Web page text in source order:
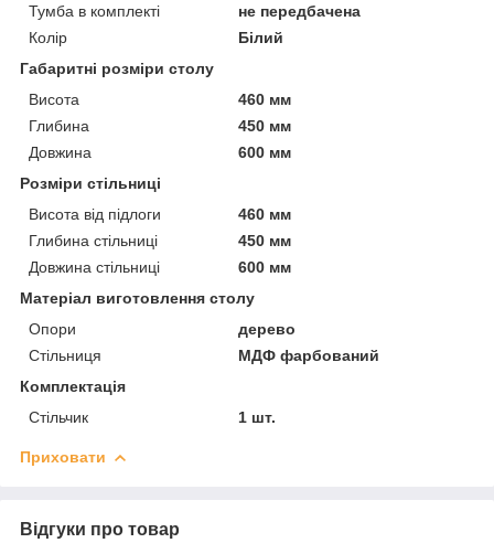
Тумба в комплекті
не передбачена
Колір
Білий
Габаритні розміри столу
Висота
460 мм
Глибина
450 мм
Довжина
600 мм
Розміри стільниці
Висота від підлоги
460 мм
Глибина стільниці
450 мм
Довжина стільниці
600 мм
Матеріал виготовлення столу
Опори
дерево
Стільниця
МДФ фарбований
Комплектація
Стільчик
1 шт.
Приховати
Відгуки про товар